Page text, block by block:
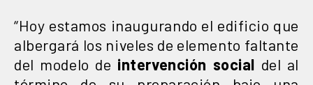
“Hoy estamos inaugurando el edificio que
albergará los niveles de elemento faltante
del modelo de intervención social del al